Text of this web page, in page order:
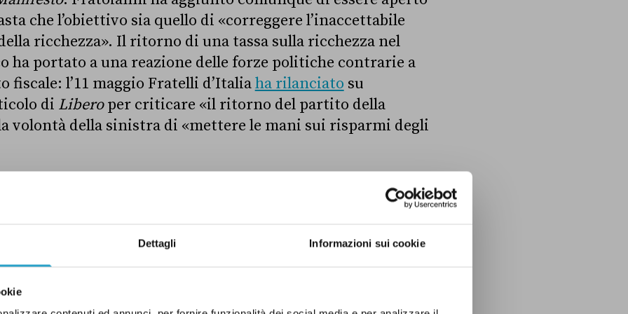
Dettagli Informazioni sui cookie
che l’obiettivo sia quello di «correggere l’inaccettabile
ricchezza». Il ritorno di una tassa sulla ricchezza nel
ha portato a una reazione delle forze politiche contrarie a
fiscale: l’11 maggio Fratelli d’Italiaha rilanciato su
di Liberoper criticare «il ritorno del partito della
volontà della sinistra di «mettere le mani sui risparmi degli
fiscale e le possibili conseguenze negative che potrebbe
patrimoniale